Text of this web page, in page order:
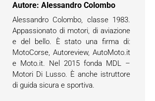
Autore: Alessandro Colombo
Alessandro Colombo, classe 1983.
Appassionato di motori, di aviazione
e del bello. È stato una firma di:
MotoCorse, Autoreview, AutoMoto.it
e Moto.it. Nel 2015 fonda MDL –
Motori Di Lusso. È anche istruttore
di guida sicura e sportiva.